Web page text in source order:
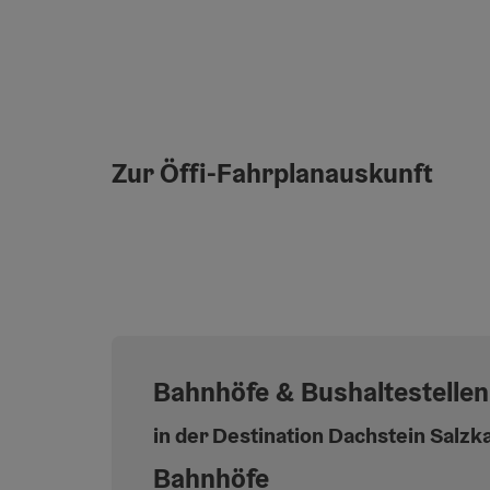
Zur Öffi-Fahrplanauskunft
Bahnhöfe & Bushaltestellen
in der Destination Dachstein
Bahnhöfe